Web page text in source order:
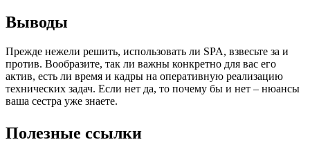
Выводы
Прежде нежели решить, использовать ли SPA, взвесьте за и
против. Вообразите, так ли важны конкретно для вас его
актив, есть ли время и кадры на оперативную реализацию
технических задач. Если нет да, то почему бы и нет – нюансы
ваша сестра уже знаете.
Полезные ссылки